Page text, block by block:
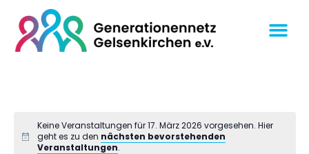
Keine Veranstaltungen für 17. März 2026 vorgesehen. Hier
geht es zu den nächsten bevorstehenden
Veranstaltungen.